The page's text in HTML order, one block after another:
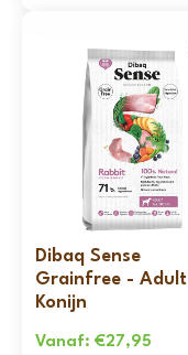
Dibaq Sense
Grainfree - Adult
Konijn
Vanaf: €27,95